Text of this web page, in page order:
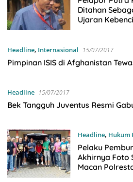
Ditahan
Ujaran
Headline, Internasional 15/07/2017
Pimpinan ISIS di Afghanistan
Headline 15/07/2017
Bek Tangguh Juventus Resmi
Headline, Hukum
Pelaku
Akhirnya Foto
Macan